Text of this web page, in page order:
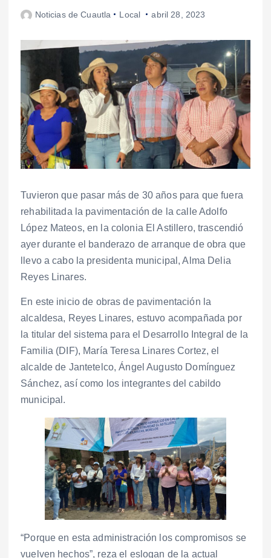
Noticias de Cuautla Local abril 28, 2023
Tuvieron que pasar más de 30 años para que fuera
rehabilitada la pavimentación de la calle Adolfo
López Mateos, en la colonia El Astillero, trascendió
ayer durante el banderazo de arranque de obra que
llevo a cabo la presidenta municipal, Alma Delia
Reyes Linares.
En este inicio de obras de pavimentación la
alcaldesa, Reyes Linares, estuvo acompañada por
la titular del sistema para el Desarrollo Integral de la
Familia (DIF), María Teresa Linares Cortez, el
alcalde de Jantetelco, Ángel Augusto Domínguez
Sánchez, así como los integrantes del cabildo
municipal.
“Porque en esta administración los compromisos se
vuelven hechos”, reza el eslogan de la actual